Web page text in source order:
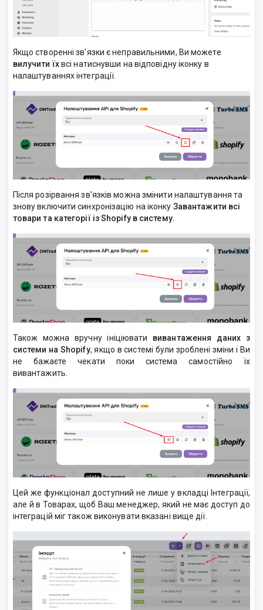
Якщо створенні зв'язки є неправильними, Ви можете
вилучити їхвсі натиснувши на відповідну іконку в
налаштуваннях інтеграції.
Після розірвання зв'язків можна змінити налаштування та
знову включити синхронізацію на іконку Завантажити всі
товари та категорії із Shopify в систему.
Також можна вручну ініціювати вивантаження даних з
системи на Shopify, якщо в системі були зроблені зміни і Ви
не бажаєте чекати поки система самостійно їх
вивантажить.
Цей же функціонал доступний не лише у вкладці Інтеграції,
але й в Товарах, щоб Ваш менеджер, який не має доступ до
інтеграцій міг також виконувати вказані вище дії.